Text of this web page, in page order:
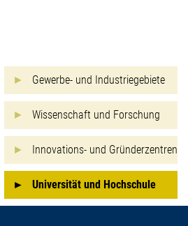
Gewerbe- und Industriegebiete
Wissenschaft und Forschung
Innovations- und Gründerzentren
Universität und Hochschule